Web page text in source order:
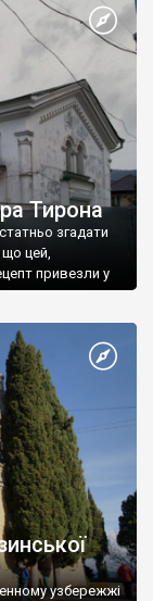
Тирона
згадати
цей,
привезли у
узбережжі